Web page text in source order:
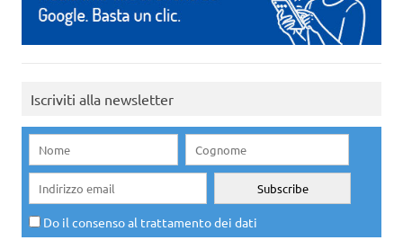
Iscriviti alla newsletter
Do il consenso al trattamento dei dati